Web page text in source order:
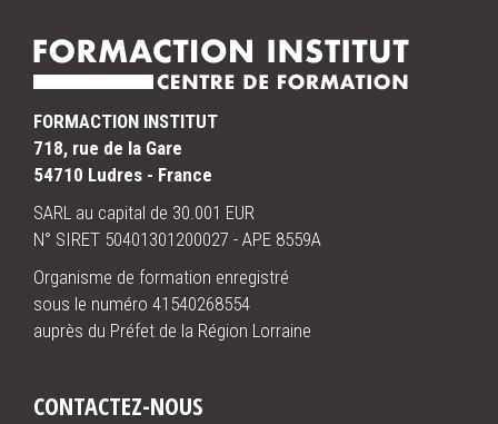
FORMACTION INSTITUT
718, rue de la Gare
54710 Ludres - France
SARL au capital de 30.001 EUR
N° SIRET 50401301200027 - APE 8559A
Organisme de formation enregistré
sous le numéro 41540268554
auprès du Préfet de la Région Lorraine
CONTACTEZ-NOUS